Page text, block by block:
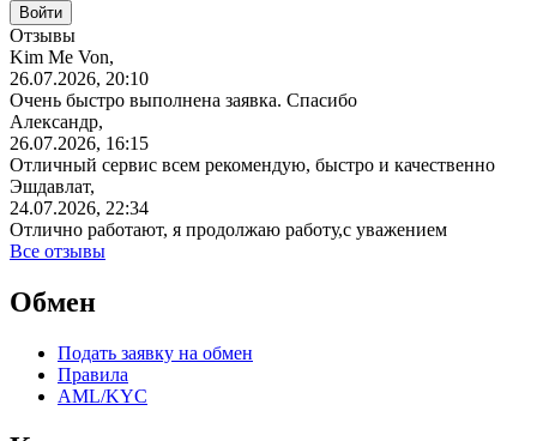
Отзывы
Kim Me Von,
26.07.2026, 20:10
Очень быстро выполнена заявка. Спасибо
Александр,
26.07.2026, 16:15
Отличный сервис всем рекомендую, быстро и качественно
Эшдавлат,
24.07.2026, 22:34
Отлично работают, я продолжаю работу,с уважением
Все отзывы
Обмен
Подать заявку на обмен
Правила
AML/KYC